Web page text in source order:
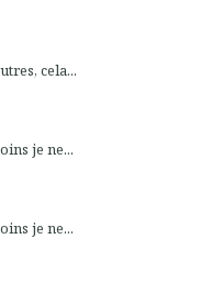
cela...
je ne...
je ne...